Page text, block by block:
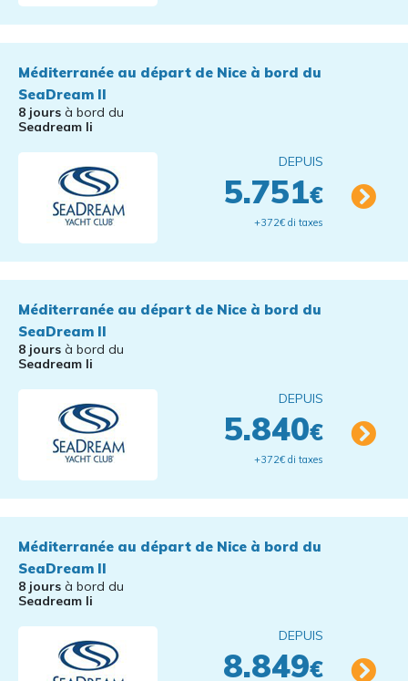
Méditerranée au départ de Nice à bord du
SeaDream II
8 jours à bord du
Seadream Ii
DEPUIS
5.751€
+372€ di taxes
Méditerranée au départ de Nice à bord du
SeaDream II
8 jours à bord du
Seadream Ii
DEPUIS
5.840€
+372€ di taxes
Méditerranée au départ de Nice à bord du
SeaDream II
8 jours à bord du
Seadream Ii
DEPUIS
8.849€